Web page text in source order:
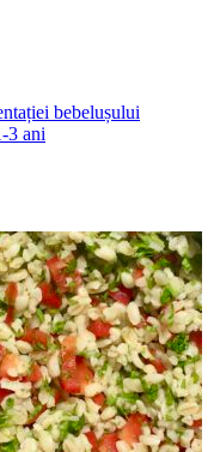
bebelușului
3 ani